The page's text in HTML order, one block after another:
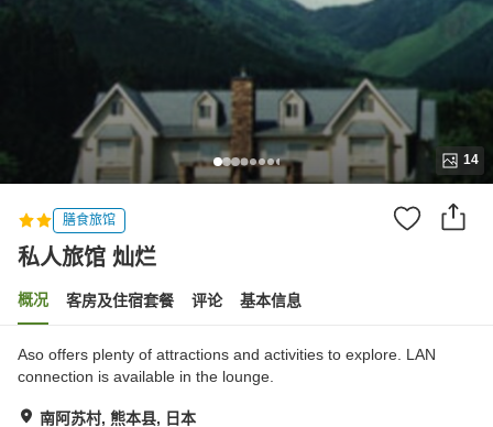
14
膳食旅馆
私人旅馆 灿烂
概况 客房及住宿套餐 评论 基本信息
Aso offers plenty of attractions and activities to explore. LAN
connection is available in the lounge.
南阿苏村, 熊本县, 日本